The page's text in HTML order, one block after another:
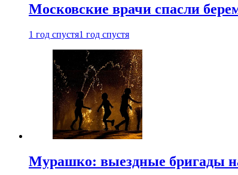
Московские врачи спасли
1 год спустя1 год спустя
Мурашко: выездные бригады